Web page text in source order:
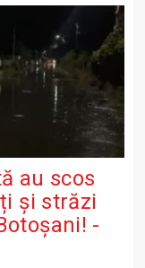
au scos
și străzi
-